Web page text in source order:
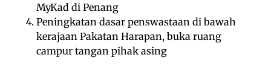
MyKad di Penang
Peningkatan dasar penswastaan di bawah
kerajaan Pakatan Harapan, buka ruang
campur tangan pihak asing